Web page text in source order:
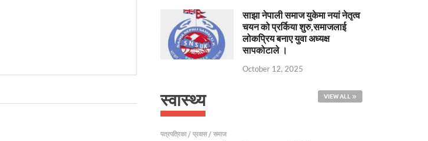
साझा नेपाली समाज युकेमा नयां नेतृत्व
चयन को प्रर्किया शुरु,समाजलाई
लोकप्रिय बनाए युवा अध्यक्ष
सापकोटाले ।
October 12, 2025
स्वास्थ्य VIEW ALL
पत्रपत्रिका/प्रवास/समाज